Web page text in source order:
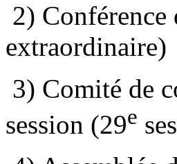
2) Conférence
extraordinaire)
3) Comité de
session (29e